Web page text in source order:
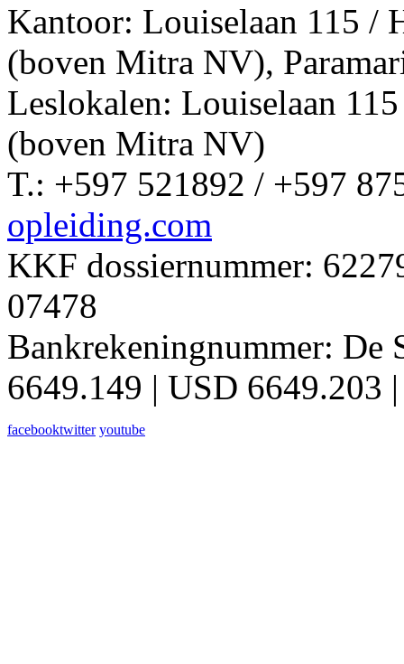
Kantoor: Louiselaan 115 /
(boven Mitra NV),
Leslokalen: Louiselaan
(boven Mitra NV)
T.: +597 521892 / +597
opleiding.com
KKF dossiernummer:
07478
Bankrekeningnummer: De
6649.149 | USD 6649.203
facebooktwitter youtube